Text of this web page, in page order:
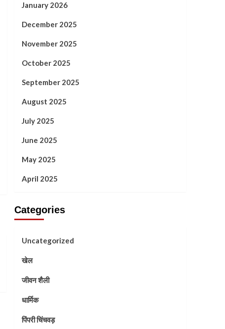
January 2026
December 2025
November 2025
October 2025
September 2025
August 2025
July 2025
June 2025
May 2025
April 2025
Categories
Uncategorized
खेल
जीवन शैली
धार्मिक
पिंपरी चिंचवड़